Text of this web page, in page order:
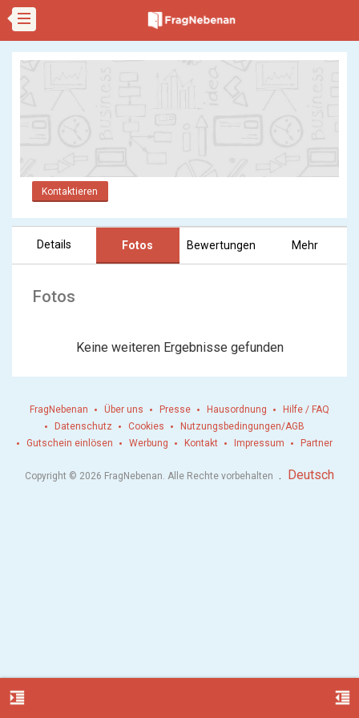
Kontaktieren
Details Fotos Bewertungen Mehr
Fotos
Keine weiteren Ergebnisse gefunden
format_indent_increase format_indent_decrease
FragNebenan Über uns Presse Hausordnung
Hilfe / FAQ
Datenschutz
Cookies
Nutzungsbedingungen/AGB
Gutschein einlösen
Werbung Kontakt Impressum Partner
Copyright © 2026 FragNebenan. Alle Rechte vorbehalten . Deutsch